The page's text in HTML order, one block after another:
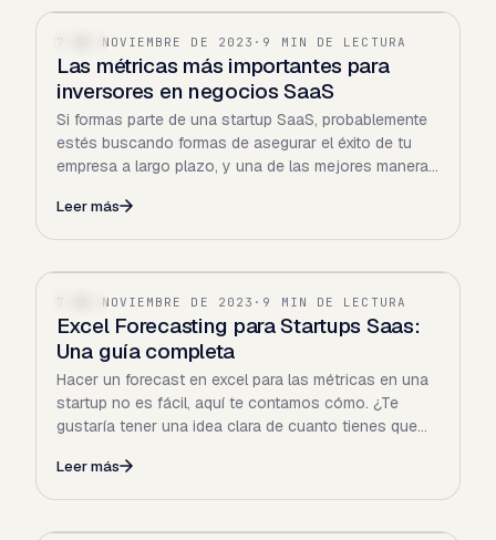
7 DE NOVIEMBRE DE 2023 · 9 MIN DE LECTURA
Las métricas más importantes para
inversores en negocios SaaS
Si formas parte de una startup SaaS, probablemente
estés buscando formas de asegurar el éxito de tu
empresa a largo plazo, y una de las mejores maneras
Leer más
7 DE NOVIEMBRE DE 2023 · 9 MIN DE LECTURA
Excel Forecasting para Startups Saas:
Una guía completa
Hacer un forecast en excel para las métricas en una
startup no es fácil, aquí te contamos cómo. ¿Te
gustaría tener una idea clara de cuanto tienes que
Leer más